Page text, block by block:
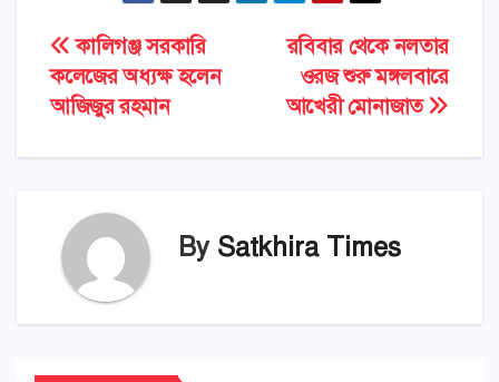
Post
navigation
রবিবার থেকে নলতার
ওরজ শুরু মঙ্গলবারে
আখেরী মোনাজাত
কালিগঞ্জ সরকারি
কলেজের অধ্যক্ষ হলেন
আজিজুর রহমান
By Satkhira Times